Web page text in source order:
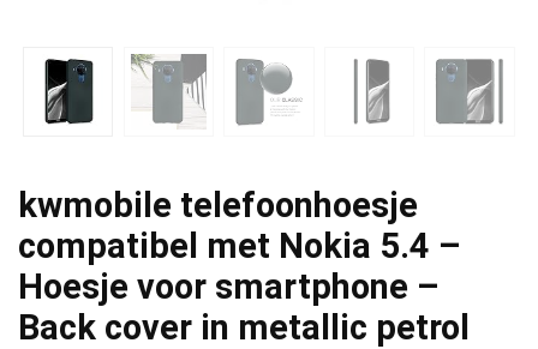
kwmobile telefoonhoesje
compatibel met Nokia 5.4 –
Hoesje voor smartphone –
Back cover in metallic petrol